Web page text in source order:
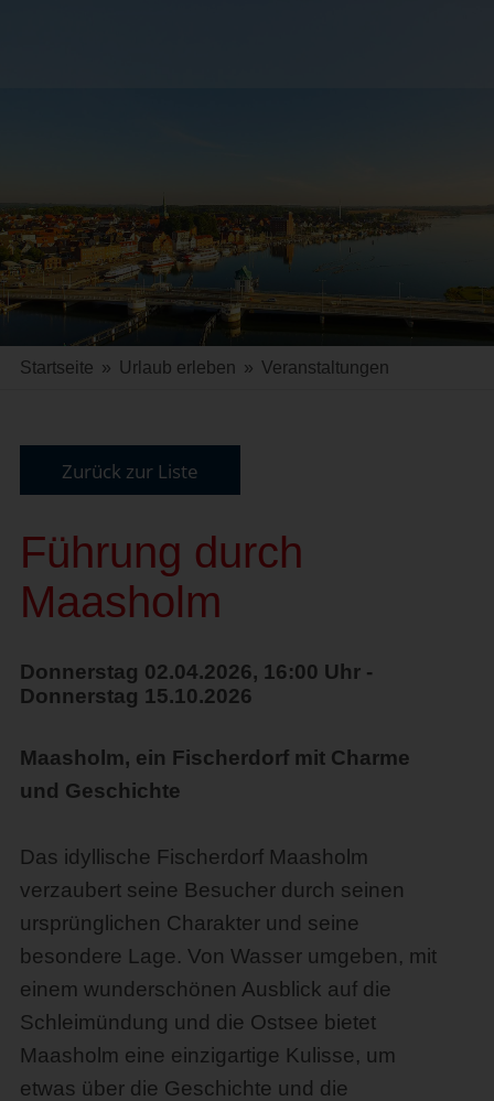
Startseite » Urlaub erleben » Veranstaltungen
Zurück zur Liste
Führung durch
Maasholm
Donnerstag 02.04.2026, 16:00 Uhr -
Donnerstag 15.10.2026
Maasholm, ein Fischerdorf mit Charme
und Geschichte
Das idyllische Fischerdorf Maasholm
verzaubert seine Besucher durch seinen
ursprünglichen Charakter und seine
besondere Lage. Von Wasser umgeben, mit
einem wunderschönen Ausblick auf die
Schleimündung und die Ostsee bietet
Maasholm eine einzigartige Kulisse, um
etwas über die Geschichte und die